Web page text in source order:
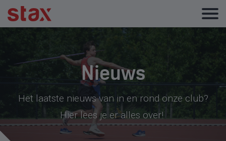
Nieuws
Het laatste nieuws van in en rond onze club?
Hier lees je er alles over!